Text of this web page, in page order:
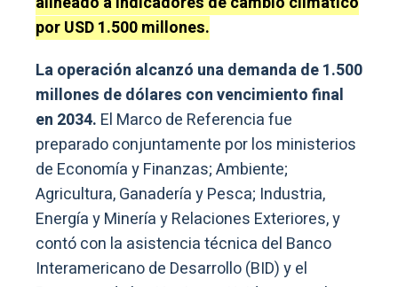
por USD 1.500 millones.
La operación alcanzó una demanda de 1.500
millones de dólares con vencimiento final
en 2034. El Marco de Referencia fue
preparado conjuntamente por los ministerios
de Economía y Finanzas; Ambiente;
Agricultura, Ganadería y Pesca; Industria,
Energía y Minería y Relaciones Exteriores, y
contó con la asistencia técnica del Banco
Interamericano de Desarrollo (BID) y el